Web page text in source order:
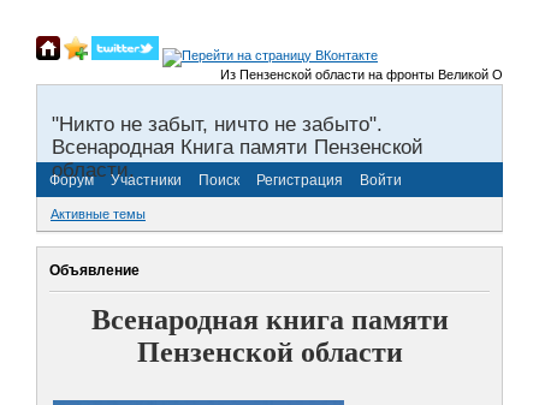
Из Пензенской области на фронты Великой
"Никто не забыт, ничто не забыто".
Всенародная Книга памяти Пензенской
области.
Форум Участники Поиск Регистрация Войти
Активные темы
Объявление
Всенародная книга памяти
Пензенской области